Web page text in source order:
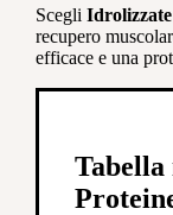
Scegli
recupero
efficace e una